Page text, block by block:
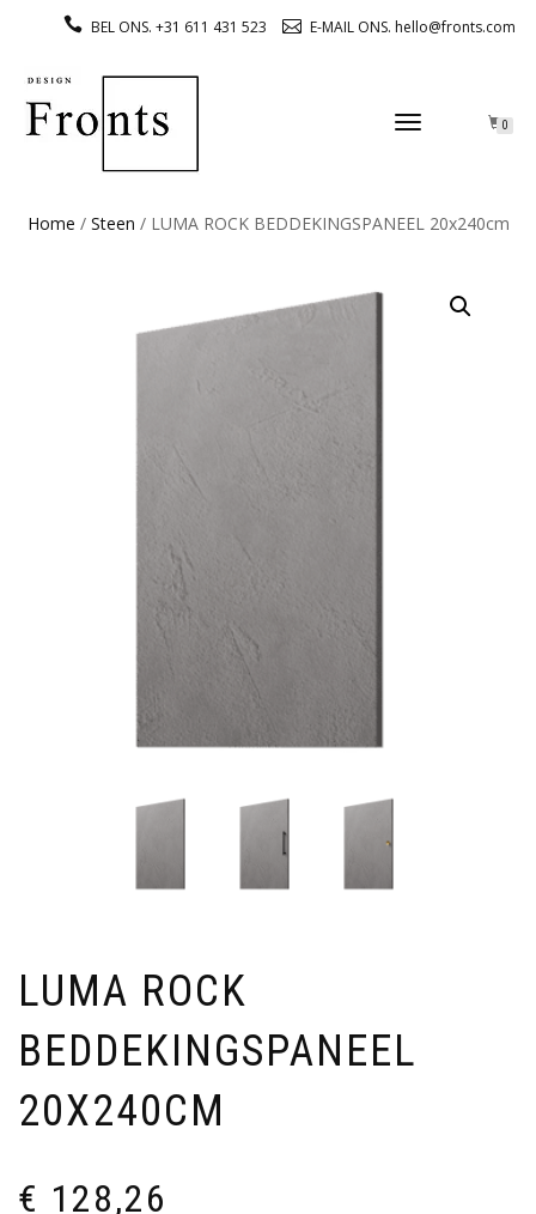
BEL ONS. +31 611 431 523 E-MAIL ONS. hello@fronts.com
TOGGLE
0
Home / Steen / LUMA ROCK BEDDEKINGSPANEEL 20x240cm
LUMA ROCK
BEDDEKINGSPANEEL
20X240CM
€ 128,26